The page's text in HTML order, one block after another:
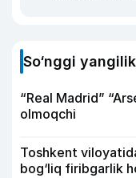
So‘nggi
“Real Madrid”
olmoqchi
Toshkent
bog‘liq firibgarlik